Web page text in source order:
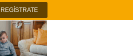
REGÍSTRATE